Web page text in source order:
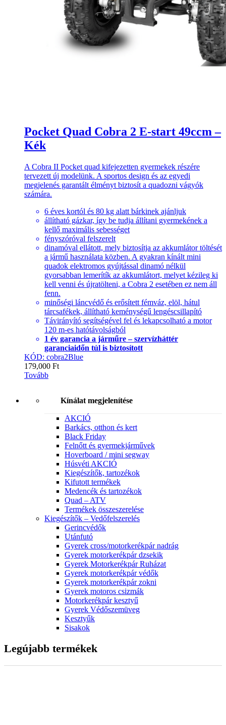
Pocket Quad Cobra 2 E-start 49ccm –
Kék
A Cobra II Pocket quad kifejezetten gyermekek részére
tervezett új modelünk. A sportos design és az egyedi
megjelenés garantált élményt biztosít a quadozni vágyók
számára.
6 éves kortól és 80 kg alatt bárkinek ajánljuk
állítható gázkar, így be tudja állítani gyermekének a
kellő maximális sebességet
fényszóróval felszerelt
dinamóval ellátott, mely biztosítja az akkumlátor töltését
a jármű használata közben. A gyakran kínált mini
quadok elektromos gyújtással dinamó nélkül
gyorsabban lemerítík az akkumlátort, melyet kézileg ki
kell venni és újratölteni, a Cobra 2 esetében ez nem áll
fenn.
minőségi láncvédő és erősített fémváz, elöl, hátul
tárcsafékek, állítható keménységű lengéscsillapító
Távirányító segítségével fel és lekapcsolható a motor
120 m-es hatótávolságból
1 év garancia a járműre – szervízháttér
garanciaidőn túl is biztosított
KÓD: cobra2Blue
179,000 Ft
Tovább
Kínálat megjelenítése
AKCIÓ
Barkács, otthon és kert
Black Friday
Felnőtt és gyermekjárművek
Hoverboard / mini segway
Húsvéti AKCIÓ
Kiegészítők, tartozékok
Kifutott termékek
Medencék és tartozékok
Quad – ATV
Termékek összeszerelése
Kiegészítők – Vedőfelszerelés
Gerincvédők
Utánfutó
Gyerek cross/motorkerékpár nadrág
Gyerek motorkerékpár dzsekik
Gyerek Motorkerékpár Ruházat
Gyerek motorkerékpár védők
Gyerek motorkerékpár zokni
Gyerek motoros csizmák
Motorkerékpár kesztyű
Gyerek Védőszemüveg
Kesztyűk
Sisakok
Legújabb termékek